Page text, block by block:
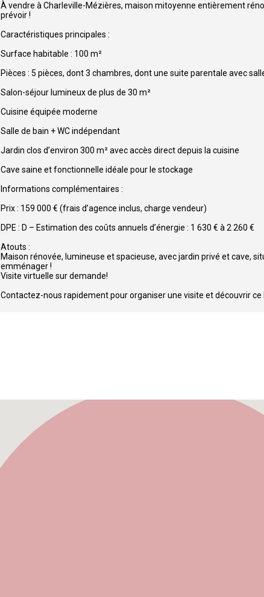
À vendre à Charleville-Mézières, maison mitoyenne entièrement
prévoir !
Caractéristiques principales :
Surface habitable : 100 m²
Pièces : 5 pièces, dont 3 chambres, dont une suite parentale avec
Salon-séjour lumineux de plus de 30 m²
Cuisine équipée moderne
Salle de bain + WC indépendant
Jardin clos d’environ 300 m² avec accès direct depuis la cuisine
Cave saine et fonctionnelle idéale pour le stockage
Informations complémentaires :
Prix : 159 000 € (frais d’agence inclus, charge vendeur)
DPE : D – Estimation des coûts annuels d’énergie : 1 630 € à 2 260 €
Atouts :
Maison rénovée, lumineuse et spacieuse, avec jardin privé et cave,
emménager !
Visite virtuelle sur demande!
Contactez-nous rapidement pour organiser une visite et découvrir ce